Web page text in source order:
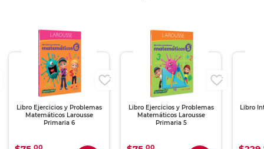
Libro Ejercicios y Problemas
Matemáticos Larousse
Primaria 6
00
Libro Ejercicios y Problemas
Matemáticos Larousse
Primaria 5
00
Libro